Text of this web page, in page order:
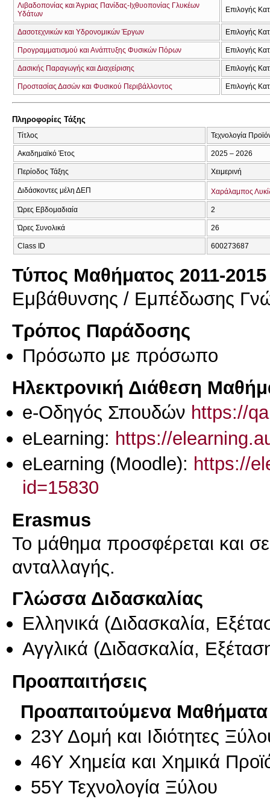
Λιβαδοπονίας και Άγριας Πανίδας-Ιχθυοπονίας Γλυκέων
Υδάτων
Επιλογής
Δασοτεχνικών και Υδρονομικών Έργων Επιλογής
Προγραμματισμού και Ανάπτυξης Φυσικών Πόρων Επιλογής
Δασικής Παραγωγής και Διαχείρισης Επιλογής
Προστασίας Δασών και Φυσικού Περιβάλλοντος Επιλογής
Πληροφορίες Τάξης
Τίτλος Τεχνολογία
Ακαδημαϊκό Έτος 2025 – 2026
Περίοδος Τάξης Χειμερινή
Διδάσκοντες μέλη ΔΕΠ Χαράλαμπος
Ώρες Εβδομαδιαία 2
Ώρες Συνολικά 26
Class ID 600273687
Τύπος Μαθήματος 2011-2015
Εμβάθυνσης / Εμπέδωσης
Τρόπος Παράδοσης
Πρόσωπο με πρόσωπο
Ηλεκτρονική Διάθεση
e-Οδηγός Σπουδών https://
eLearning: https://
eLearning (Moodle): https://
id=15830
Erasmus
Το μάθημα προσφέρεται και
ανταλλαγής.
Γλώσσα Διδασκαλίας
Ελληνικά (Διδασκαλία,
Αγγλικά (Διδασκαλία,
Προαπαιτήσεις
Προαπαιτούμενα Μαθήματα
23Υ Δομή και Ιδιότητες
46Υ Χημεία και Χημικά
55Υ Τεχνολογία Ξύλου